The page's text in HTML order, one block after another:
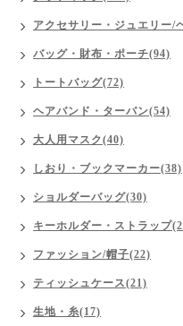
アクセサリー・ジュエリー/
バッグ・財布・ポーチ(94)
トートバッグ(72)
ヘアバンド・ターバン(54)
大人用マスク(40)
しおり・ブックマーカー(38)
ショルダーバッグ(30)
キーホルダー・ストラップ
ファッション/帽子(22)
ティッシュケース(21)
生地・糸(17)